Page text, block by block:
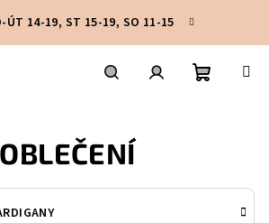
ÚT 14-19, ST 15-19, SO 11-15
OBLEČENÍ